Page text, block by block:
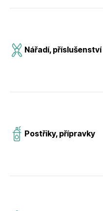
Nářadí, příslušenství
Postřiky, přípravky